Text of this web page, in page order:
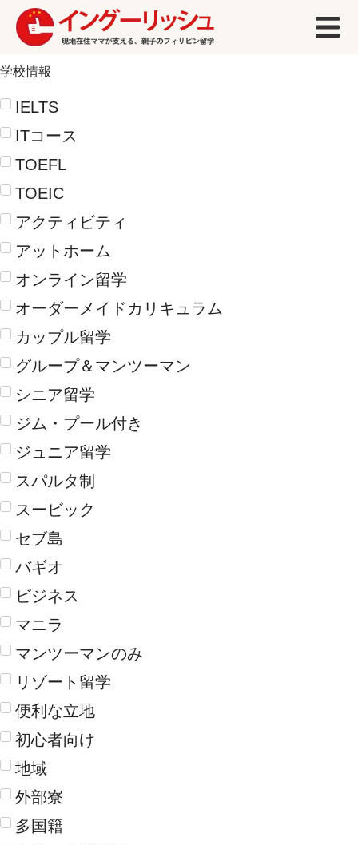
学校情報
IELTS
ITコース
TOEFL
TOEIC
アクティビティ
アットホーム
オンライン留学
オーダーメイドカリキュラム
カップル留学
グループ＆マンツーマン
シニア留学
ジム・プール付き
ジュニア留学
スパルタ制
スービック
セブ島
バギオ
ビジネス
マニラ
マンツーマンのみ
リゾート留学
便利な立地
初心者向け
地域
外部寮
多国籍